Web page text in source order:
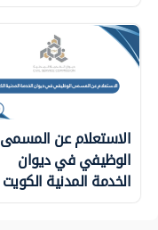
الاستعلام عن المسمى
الوظيفي في ديوان
الخدمة المدنية الكويت